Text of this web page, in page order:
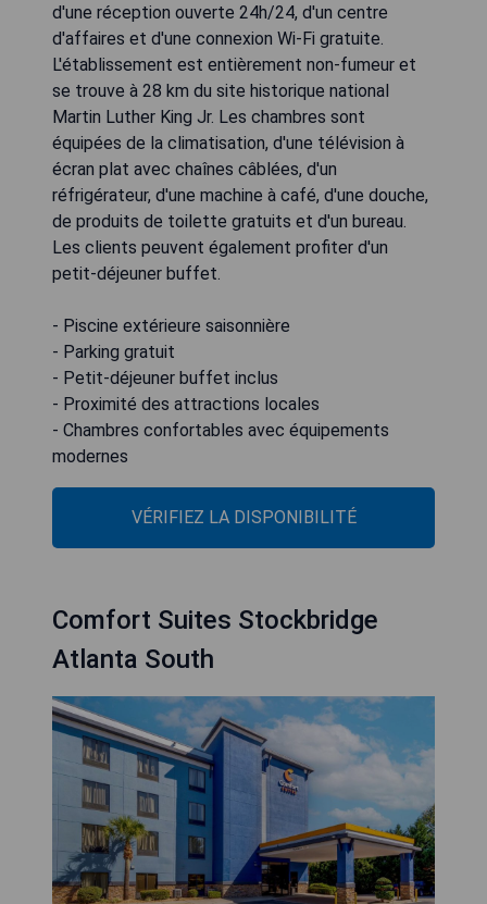
d'une réception ouverte 24h/24, d'un centre
d'affaires et d'une connexion Wi-Fi gratuite.
L'établissement est entièrement non-fumeur et
se trouve à 28 km du site historique national
Martin Luther King Jr. Les chambres sont
équipées de la climatisation, d'une télévision à
écran plat avec chaînes câblées, d'un
réfrigérateur, d'une machine à café, d'une douche,
de produits de toilette gratuits et d'un bureau.
Les clients peuvent également profiter d'un
petit-déjeuner buffet.
- Piscine extérieure saisonnière
- Parking gratuit
- Petit-déjeuner buffet inclus
- Proximité des attractions locales
- Chambres confortables avec équipements
modernes
VÉRIFIEZ LA DISPONIBILITÉ
Comfort Suites Stockbridge
Atlanta South